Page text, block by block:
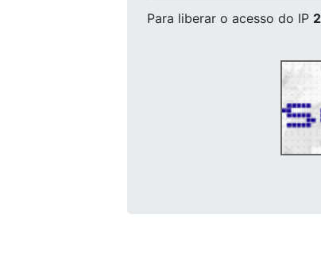
Para liberar o acesso do IP